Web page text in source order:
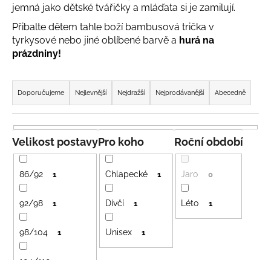
jemná jako dětské tvářičky a mláďata si je zamilují.
Přibalte dětem tahle boží bambusová trička v
tyrkysové nebo jiné oblíbené barvě a hurá na
prázdniny!
Ř
a
z
e
n
í
p
o
d
u
Doporučujeme Nejlevnější Nejdražší Nejprodávanější Abecedně
Pro koho
Chlapecké 1
Dívčí 1
Unisex 1
Roční období
Jaro 0
Léto 1
Velikost postavy
86/92 1
92/98 1
98/104 1
a
j
í
t
HLEDAT
D
p